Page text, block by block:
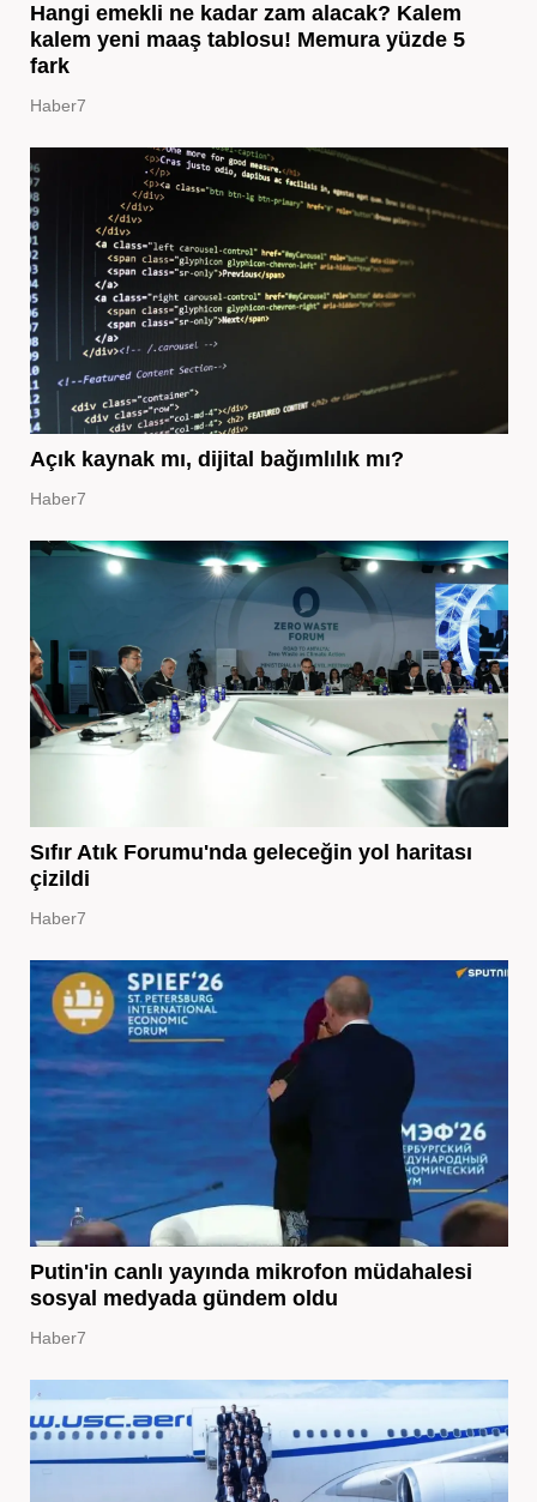
Hangi emekli ne kadar zam alacak? Kalem
kalem yeni maaş tablosu! Memura yüzde 5
fark
Haber7
Açık kaynak mı, dijital bağımlılık mı?
Haber7
Sıfır Atık Forumu'nda geleceğin yol haritası
çizildi
Haber7
Putin'in canlı yayında mikrofon müdahalesi
sosyal medyada gündem oldu
Haber7